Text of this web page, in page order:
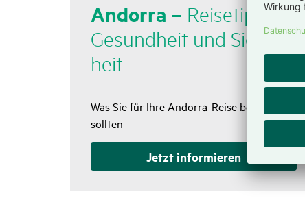
Andorra – Reise­tipps,
Gesund­heit und Sicher­
heit
Was Sie für Ihre Andorra-Reise beachten
sollten
Jetzt infor­mieren